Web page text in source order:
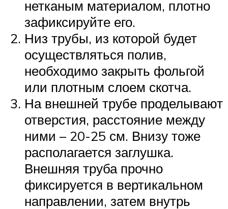
нетканым материалом, плотно
зафиксируйте его.
Низ трубы, из которой будет
осуществляться полив,
необходимо закрыть фольгой
или плотным слоем скотча.
На внешней трубе проделывают
отверстия, расстояние между
ними – 20-25 см. Внизу тоже
располагается заглушка.
Внешняя труба прочно
фиксируется в вертикальном
направлении, затем внутрь